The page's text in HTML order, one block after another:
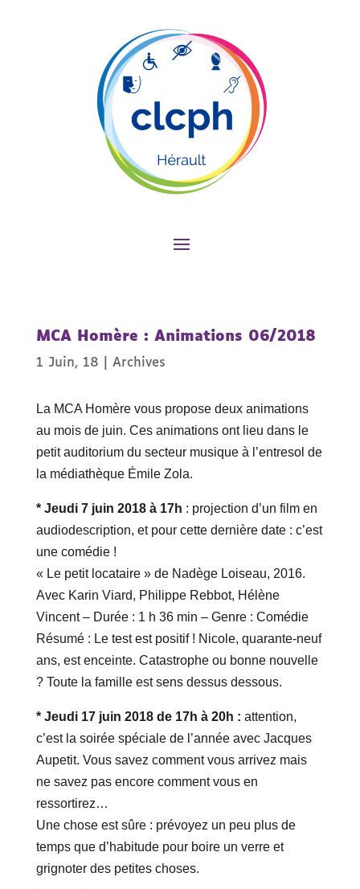
MCA Homère : Animations 06/2018
1 Juin, 18 Archives
La MCA Homère vous propose deux animations
au mois de juin. Ces animations ont lieu dans le
petit auditorium du secteur musique à l’entresol de
la médiathèque Émile Zola.
* Jeudi 7 juin 2018 à 17h : projection d’un film en
audiodescription, et pour cette dernière date : c’est
une comédie !
« Le petit locataire » de Nadège Loiseau, 2016.
Avec Karin Viard, Philippe Rebbot, Hélène
Vincent – Durée : 1 h 36 min – Genre : Comédie
Résumé : Le test est positif ! Nicole, quarante-neuf
ans, est enceinte. Catastrophe ou bonne nouvelle
? Toute la famille est sens dessus dessous.
* Jeudi 17 juin 2018 de 17h à 20h : attention,
c’est la soirée spéciale de l’année avec Jacques
Aupetit. Vous savez comment vous arrivez mais
ne savez pas encore comment vous en
ressortirez…
Une chose est sûre : prévoyez un peu plus de
temps que d’habitude pour boire un verre et
grignoter des petites choses.